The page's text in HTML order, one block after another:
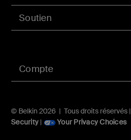
Compte
Soutien
© Belkin 2026 | Tous droits réservés |
Security | Your Privacy Choices